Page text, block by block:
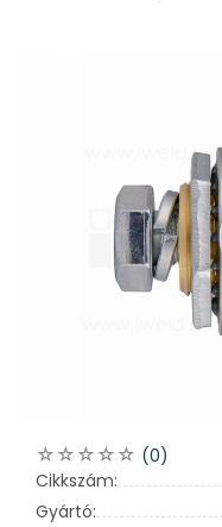
(0)
Cikkszám:
Gyártó: